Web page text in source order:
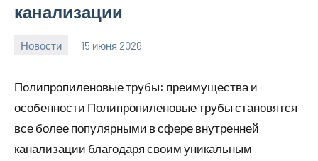
канализации
Новости 15 июня 2026
Полипропиленовые трубы: преимущества и
особенности Полипропиленовые трубы становятся
все более популярными в сфере внутренней
канализации благодаря своим уникальным